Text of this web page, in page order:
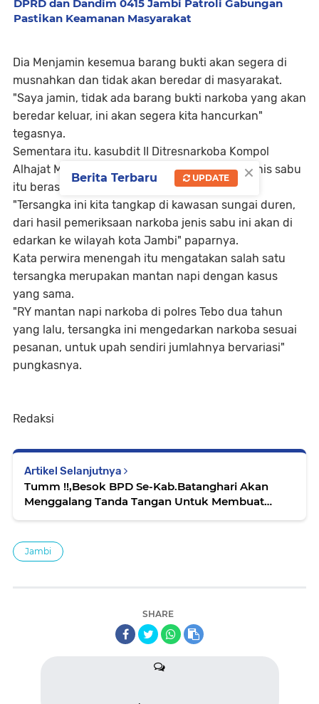
DPRD dan Dandim 0415 Jambi Patroli Gabungan
Pastikan Keamanan Masyarakat
Dia Menjamin kesemua barang bukti akan segera di
musnahkan dan tidak akan beredar di masyarakat.
"Saya jamin, tidak ada barang bukti narkoba yang akan
beredar keluar, ini akan segera kita hancurkan"
tegasnya.
Sementara itu. kasubdit II Ditresnarkoba Kompol
Alhajat Menyebutkan bahwa barang haram jenis sabu
itu berasal dari Provinsi Riau.
"Tersangka ini kita tangkap di kawasan sungai duren,
dari hasil pemeriksaan narkoba jenis sabu ini akan di
edarkan ke wilayah kota Jambi" paparnya.
Kata perwira menengah itu mengatakan salah satu
tersangka merupakan mantan napi dengan kasus
yang sama.
"RY mantan napi narkoba di polres Tebo dua tahun
yang lalu, tersangka ini mengedarkan narkoba sesuai
pesanan, untuk upah sendiri jumlahnya bervariasi"
pungkasnya.
Redaksi
Artikel Selanjutnya
Tumm !!,Besok BPD Se-Kab.Batanghari Akan
Menggalang Tanda Tangan Untuk Membuat
Jambi
SHARE
×
Berita Terbaru UPDATE